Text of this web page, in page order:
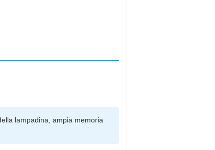
lampadina, ampia memoria